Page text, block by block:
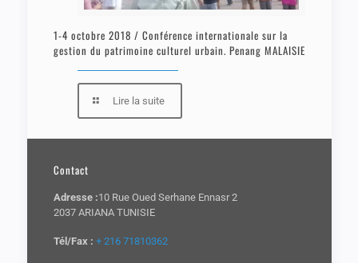
1-4 octobre 2018 / Conférence internationale sur la
gestion du patrimoine culturel urbain. Penang MALAISIE
Lire la suite
Contact
Adresse :10 Rue Oued Serhane Ennasr 2
2037 ARIANA TUNISIE
Tél/Fax : + 216 71810362